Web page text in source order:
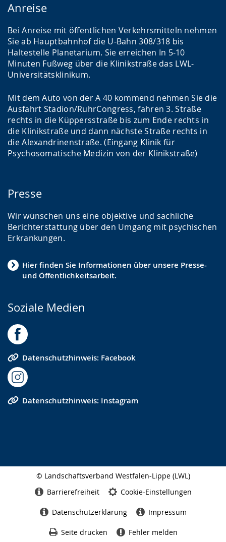
Anreise
Bei Anreise mit öffentlichen Verkehrsmitteln nehmen
Sie ab Hauptbahnhof die U-Bahn 308/318 bis
Haltestelle Planetarium. Sie erreichen In 5-10
Minuten Fußweg über die Klinikstraße das LWL-
Universitätsklinikum.
Mit dem Auto von der A 40 kommend nehmen Sie die
Ausfahrt Stadion/RuhrCongress, fahren 3. Straße
rechts in die Küppersstraße bis zum Ende rechts in
die Klinikstraße und dann nächste Straße rechts in
die Alexandrinenstraße. (Eingang Klinik für
Psychosomatische Medizin von der Klinikstraße)
Presse
Wir wünschen uns eine objektive und sachliche
Berichterstattung über den Umgang mit psychischen
Erkrankungen.
Hier finden Sie Informationen über unsere Presse-
und Öffentlichkeitsarbeit.
Soziale Medien
Datenschutzhinweis: Facebook
Datenschutzhinweis: Instagram
© Landschaftsverband Westfalen-Lippe (LWL)
Barrierefreiheit Cookie-Einstellungen
Datenschutzerklärung Impressum
Seite drucken Fehler melden